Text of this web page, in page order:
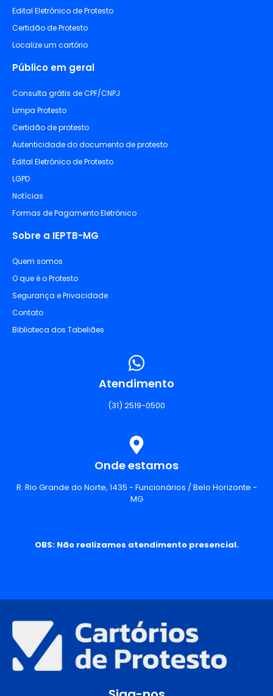
Edital Eletrônico de Protesto
Certidão de Protesto
Localize um cartório
Público em geral
Consulta grátis de CPF/CNPJ
Limpa Protesto
Certidão de protesto
Autenticidade do documento de protesto
Edital Eletrônico de Protesto
LGPD
Notícias
Formas de Pagamento Eletrônico
Sobre a IEPTB-MG
Quem somos
O que é o Protesto
Segurança e Privacidade
Contato
Biblioteca dos Tabeliães
Atendimento
(31) 2519-0500
Onde estamos
R. Rio Grande do Norte, 1435 - Funcionários / Belo Horizonte -
MG
OBS: Não realizamos atendimento presencial.